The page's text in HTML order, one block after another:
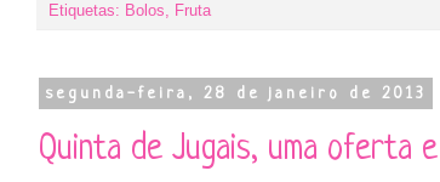
Etiquetas: Bolos Fruta
segunda-feira, 28 de janeiro de 2013
Quinta de Jugais, uma oferta